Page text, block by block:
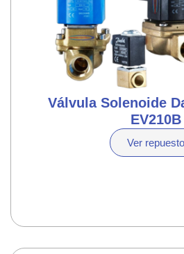
Válvula Solenoide
EV210B
Ver repuesto